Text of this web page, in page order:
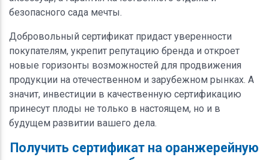
безопасного сада мечты.
Добровольный сертификат придаст уверенности
покупателям, укрепит репутацию бренда и откроет
новые горизонты возможностей для продвижения
продукции на отечественном и зарубежном рынках. А
значит, инвестиции в качественную сертификацию
принесут плоды не только в настоящем, но и в
будущем развитии вашего дела.
Получить сертификат на оранжерейную